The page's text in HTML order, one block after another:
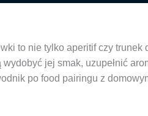
to nie tylko aperitif czy trunek
jej smak, uzupełnić
po food pairingu z